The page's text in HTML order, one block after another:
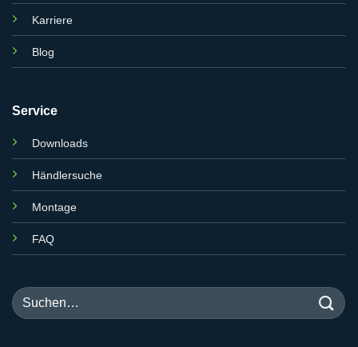
Karriere
Blog
Service
Downloads
Händlersuche
Montage
FAQ
Suchen
nach: